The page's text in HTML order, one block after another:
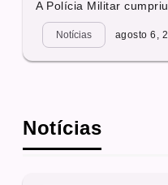
A Polícia Militar
Notícias agosto 6,
Notícias